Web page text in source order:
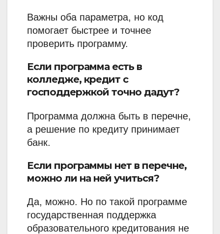
Важны оба параметра, но код
помогает быстрее и точнее
проверить программу.
Если программа есть в
колледже, кредит с
господдержкой точно дадут?
Программа должна быть в перечне,
а решение по кредиту принимает
банк.
Если программы нет в перечне,
можно ли на ней учиться?
Да, можно. Но по такой программе
государственная поддержка
образовательного кредитования не